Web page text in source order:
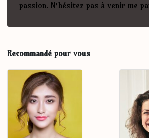
passion. N’hésitez pas à venir me
Recommandé pour vous